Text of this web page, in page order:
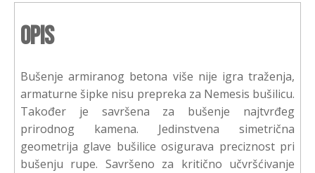
Opis
Bušenje armiranog betona više nije igra traženja,
armaturne šipke nisu prepreka za Nemesis bušilicu.
Također je savršena za bušenje najtvrđeg
prirodnog kamena. Jedinstvena simetrična
geometrija glave bušilice osigurava preciznost pri
bušenju rupe. Savršeno za kritično učvršćivanje